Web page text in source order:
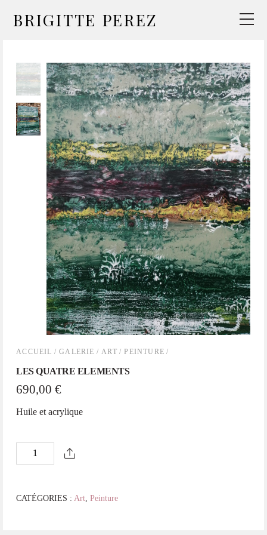
BRIGITTE PEREZ
ACCUEIL /GALERIE /ART/PEINTURE /
LES QUATRE ELEMENTS
690,00€
Huile et acrylique
quantité
de
QUATRE
CATÉGORIES : Art ,Peinture